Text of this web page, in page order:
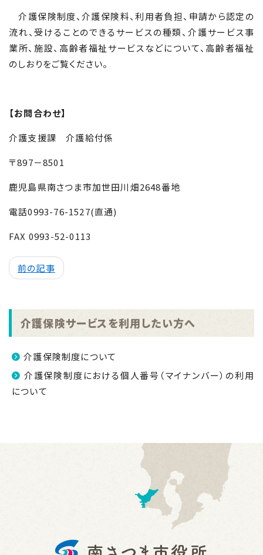
介護保険制度、介護保険料、利用者負担、申請から認定の
流れ、受けることのできるサービスの種類、介護サービス事
業所、施設、高齢者福祉サービスなどについて、高齢者福祉
のしおりをご覧ください。
【お問合わせ】
介護支援課 介護給付係
〒897－8501
鹿児島県南さつま市加世田川畑2648番地
電話0993-76-1527(直通)
FAX 0993-52-0113
前の記事
介護保険サービスを利用したい方へ
介護保険制度について
介護保険制度における個人番号（マイナンバー）の利用
について